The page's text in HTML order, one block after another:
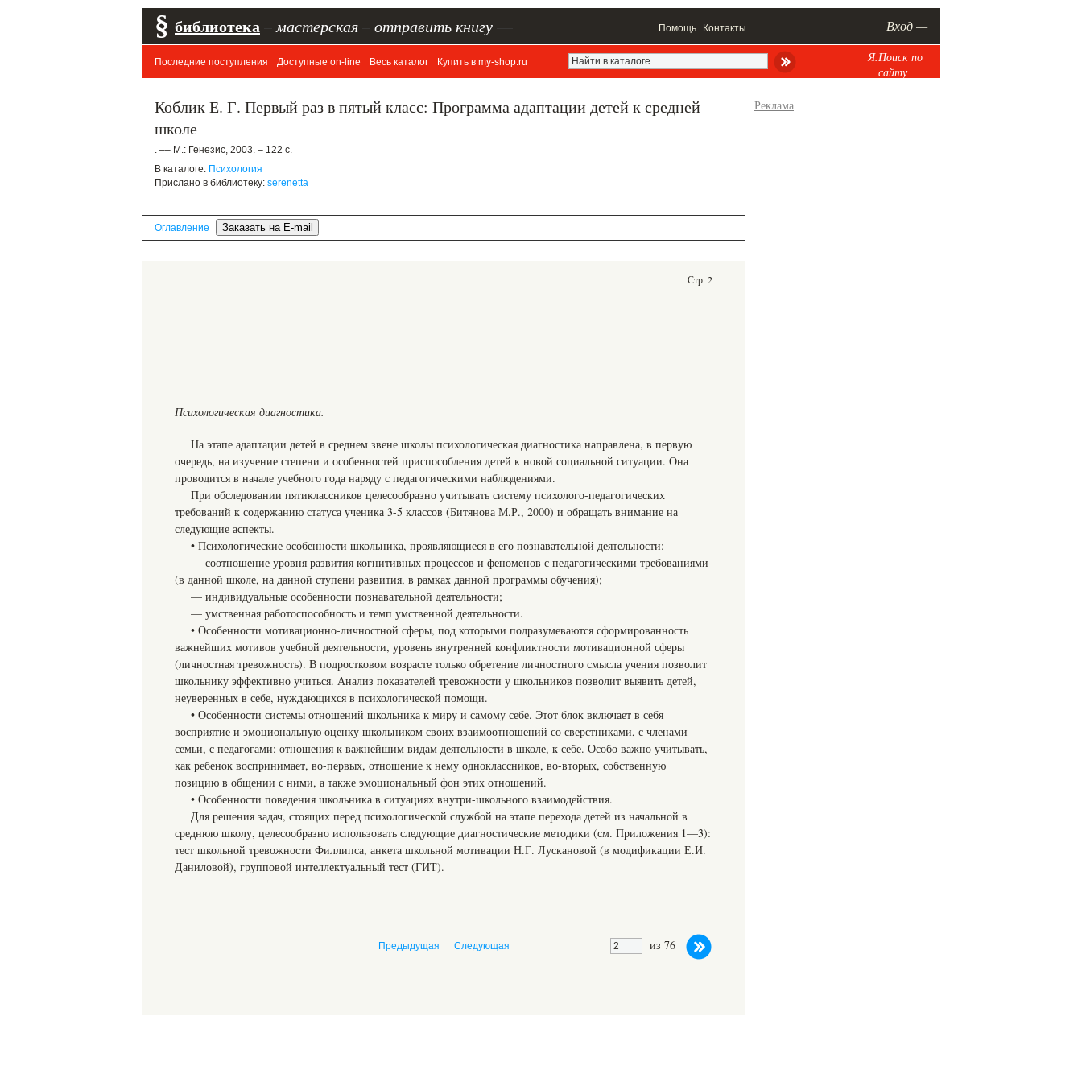
§ библиотека мастерская отправить книгу Помощь Контакты Вход —
Последние поступления Доступные on-line Весь каталог Купить в my-shop.ru
Я.Поиск по
сайту
Коблик Е. Г. Первый раз в пятый класс: Программа адаптации детей к средней
школе
. –– М.: Генезис, 2003. – 122 с.
В каталоге: Психология
Прислано в библиотеку: serenetta
Оглавление
Стр. 2
Психологическая диагностика.
На этапе адаптации детей в среднем звене школы психологическая диагностика направлена, в первую
очередь, на изучение степени и особенностей приспособления детей к новой социальной ситуации. Она
проводится в начале учебного года наряду с педагогическими наблюдениями.
При обследовании пятиклассников целесообразно учитывать систему психолого-педагогических
требований к содержанию статуса ученика 3-5 классов (Битянова М.Р., 2000) и обращать внимание на
следующие аспекты.
• Психологические особенности школьника, проявляющиеся в его познавательной деятельности:
— соотношение уровня развития когнитивных процессов и феноменов с педагогическими требованиями
(в данной школе, на данной ступени развития, в рамках данной программы обучения);
— индивидуальные особенности познавательной деятельности;
— умственная работоспособность и темп умственной деятельности.
• Особенности мотивационно-личностной сферы, под которыми подразумеваются сформированность
важнейших мотивов учебной деятельности, уровень внутренней конфликтности мотивационной сферы
(личностная тревожность). В подростковом возрасте только обретение личностного смысла учения позволит
школьнику эффективно учиться. Анализ показателей тревожности у школьников позволит выявить детей,
неуверенных в себе, нуждающихся в психологической помощи.
• Особенности системы отношений школьника к миру и самому себе. Этот блок включает в себя
восприятие и эмоциональную оценку школьником своих взаимоотношений со сверстниками, с членами
семьи, с педагогами; отношения к важнейшим видам деятельности в школе, к себе. Особо важно учитывать,
как ребенок воспринимает, во-первых, отношение к нему одноклассников, во-вторых, собственную
позицию в общении с ними, а также эмоциональный фон этих отношений.
• Особенности поведения школьника в ситуациях внутри-школьного взаимодействия.
Для решения задач, стоящих перед психологической службой на этапе перехода детей из начальной в
среднюю школу, целесообразно использовать следующие диагностические методики (см. Приложения 1—3):
тест школьной тревожности Филлипса, анкета школьной мотивации Н.Г. Лускановой (в модификации Е.И.
Даниловой), групповой интеллектуальный тест (ГИТ).
из 76
Предыдущая Следующая
Реклама